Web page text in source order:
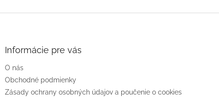
e
Informácie pre vás
O nás
Obchodné podmienky
Zásady ochrany osobných údajov a poučenie o cookies